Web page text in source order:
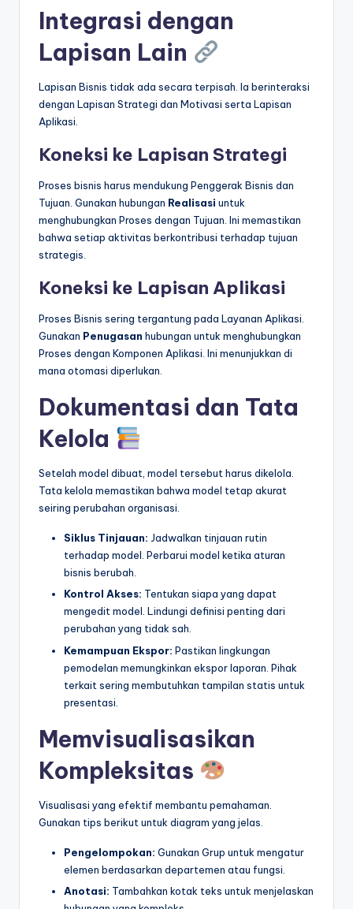
Integrasi dengan
Lapisan Lain
Lapisan Bisnis tidak ada secara terpisah. Ia berinteraksi
dengan Lapisan Strategi dan Motivasi serta Lapisan
Aplikasi.
Koneksi ke Lapisan Strategi
Proses bisnis harus mendukung Penggerak Bisnis dan
Tujuan. Gunakan hubungan Realisasi untuk
menghubungkan Proses dengan Tujuan. Ini memastikan
bahwa setiap aktivitas berkontribusi terhadap tujuan
strategis.
Koneksi ke Lapisan Aplikasi
Proses Bisnis sering tergantung pada Layanan Aplikasi.
Gunakan Penugasan hubungan untuk menghubungkan
Proses dengan Komponen Aplikasi. Ini menunjukkan di
mana otomasi diperlukan.
Dokumentasi dan Tata
Kelola
Setelah model dibuat, model tersebut harus dikelola.
Tata kelola memastikan bahwa model tetap akurat
seiring perubahan organisasi.
Siklus Tinjauan: Jadwalkan tinjauan rutin
terhadap model. Perbarui model ketika aturan
bisnis berubah.
Kontrol Akses: Tentukan siapa yang dapat
mengedit model. Lindungi definisi penting dari
perubahan yang tidak sah.
Kemampuan Ekspor: Pastikan lingkungan
pemodelan memungkinkan ekspor laporan. Pihak
terkait sering membutuhkan tampilan statis untuk
presentasi.
Memvisualisasikan
Kompleksitas
Visualisasi yang efektif membantu pemahaman.
Gunakan tips berikut untuk diagram yang jelas.
Pengelompokan: Gunakan Grup untuk mengatur
elemen berdasarkan departemen atau fungsi.
Anotasi: Tambahkan kotak teks untuk menjelaskan